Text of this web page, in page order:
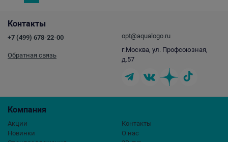
Компания
Акции
Новинки
Контакты
О нас
Контакты
+7 (499) 678-22-00
Обратная связь
opt@aqualogo.ru
г.Москва, ул. Профсоюзная,
д.57